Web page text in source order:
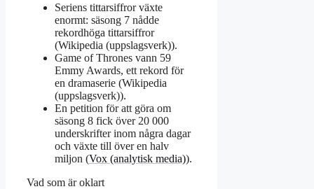
Seriens tittarsiffror växte
enormt: säsong 7 nådde
rekordhöga tittarsiffror
(Wikipedia (uppslagsverk)).
Game of Thrones vann 59
Emmy Awards, ett rekord för
en dramaserie (Wikipedia
(uppslagsverk)).
En petition för att göra om
säsong 8 fick över 20 000
underskrifter inom några dagar
och växte till över en halv
miljon (Vox (analytisk media)).
Vad som är oklart